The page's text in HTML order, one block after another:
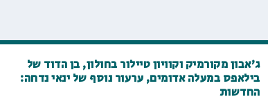
ג'אבון מקורמיק וקוויון טיילור בחולון, בן הדוד של
בילאפס במעלה אדומים, ערעור נוסף של ינאי נדחה:
החדשות